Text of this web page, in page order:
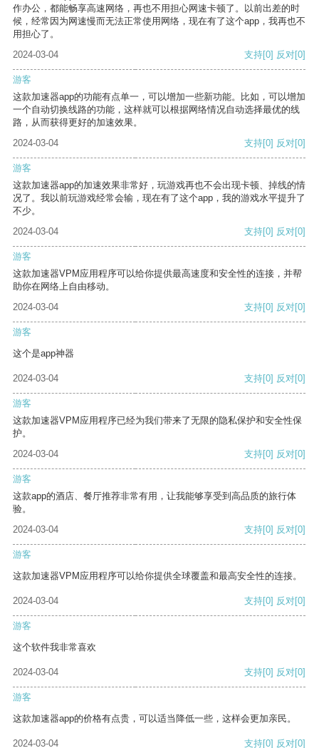
作办公，都能畅享高速网络，再也不用担心网速卡顿了。以前出差的时
候，经常因为网速慢而无法正常使用网络，现在有了这个app，我再也不
用担心了。
2024-03-04
支持[0] 反对[0]
游客
这款加速器app的功能有点单一，可以增加一些新功能。比如，可以增加
一个自动切换线路的功能，这样就可以根据网络情况自动选择最优的线
路，从而获得更好的加速效果。
2024-03-04
支持[0] 反对[0]
游客
这款加速器app的加速效果非常好，玩游戏再也不会出现卡顿、掉线的情
况了。我以前玩游戏经常会输，现在有了这个app，我的游戏水平提升了
不少。
2024-03-04
支持[0] 反对[0]
游客
这款加速器VPM应用程序可以给你提供最高速度和安全性的连接，并帮
助你在网络上自由移动。
2024-03-04
支持[0] 反对[0]
游客
这个是app神器
2024-03-04 支持[0] 反对[0]
游客
这款加速器VPM应用程序已经为我们带来了无限的隐私保护和安全性保
护。
2024-03-04
支持[0] 反对[0]
游客
这款app的酒店、餐厅推荐非常有用，让我能够享受到高品质的旅行体
验。
2024-03-04
支持[0] 反对[0]
游客
这款加速器VPM应用程序可以给你提供全球覆盖和最高安全性的连接。
2024-03-04 支持[0] 反对[0]
游客
这个软件我非常喜欢
2024-03-04 支持[0] 反对[0]
游客
这款加速器app的价格有点贵，可以适当降低一些，这样会更加亲民。
2024-03-04 支持[0] 反对[0]